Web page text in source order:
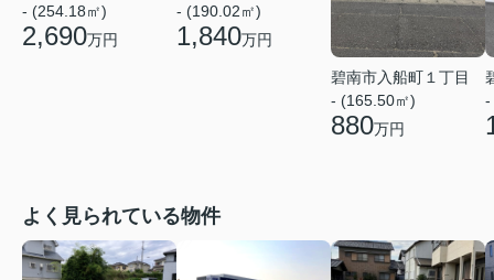
- (254.18㎡)
2,690万円
- (190.02㎡)
1,840万円
碧南市入船町１丁目
- (165.50㎡)
880万円
-
よく見られている物件